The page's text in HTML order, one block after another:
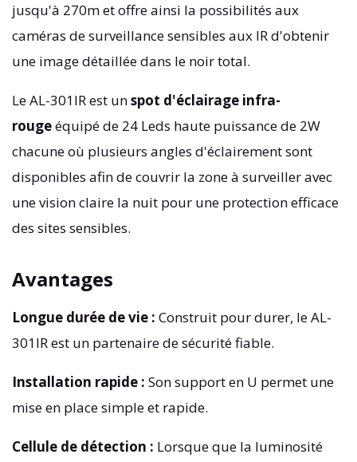
jusqu'à 270m et offre ainsi la possibilités aux
caméras de surveillance sensibles aux IR d'obtenir
une image détaillée dans le noir total.
Le AL-301IR est unspot d'éclairage infra-
rougeéquipé de 24 Leds haute puissance de 2W
chacune où plusieurs angles d'éclairement sont
disponibles afin de couvrir la zone à surveiller avec
une vision claire la nuit pour une protection efficace
des sites sensibles.
Avantages
Longue durée de vie : Construit pour durer, le AL-
301IR est un partenaire de sécurité fiable.
Installation rapide : Son support en U permet une
mise en place simple et rapide.
Cellule de détection : Lorsque que la luminosité